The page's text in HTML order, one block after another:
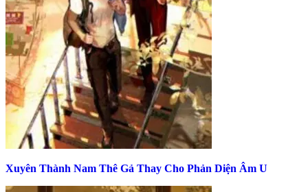
Xuyên Thành Nam Thê Gả Thay Cho Phản Diện Âm U